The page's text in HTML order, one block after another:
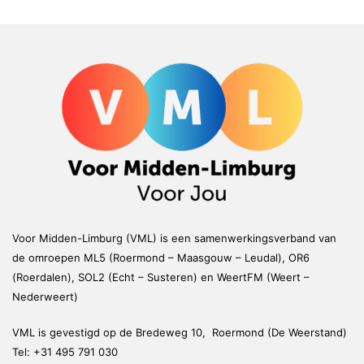
Voor Midden-Limburg (VML) is een samenwerkingsverband van
de omroepen ML5 (Roermond – Maasgouw – Leudal), OR6
(Roerdalen), SOL2 (Echt – Susteren) en WeertFM (Weert –
Nederweert)
VML is gevestigd op de Bredeweg 10, Roermond (De Weerstand)
Tel: +31 495 791 030